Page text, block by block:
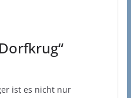
ist es nicht nur